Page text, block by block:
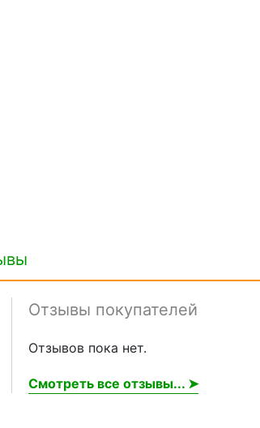
Отзывы покупателей
Отзывов пока нет.
Смотреть все отзывы... ➤